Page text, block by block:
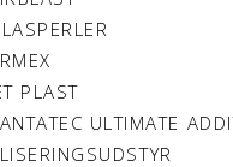
PLAST
ULTIMATE